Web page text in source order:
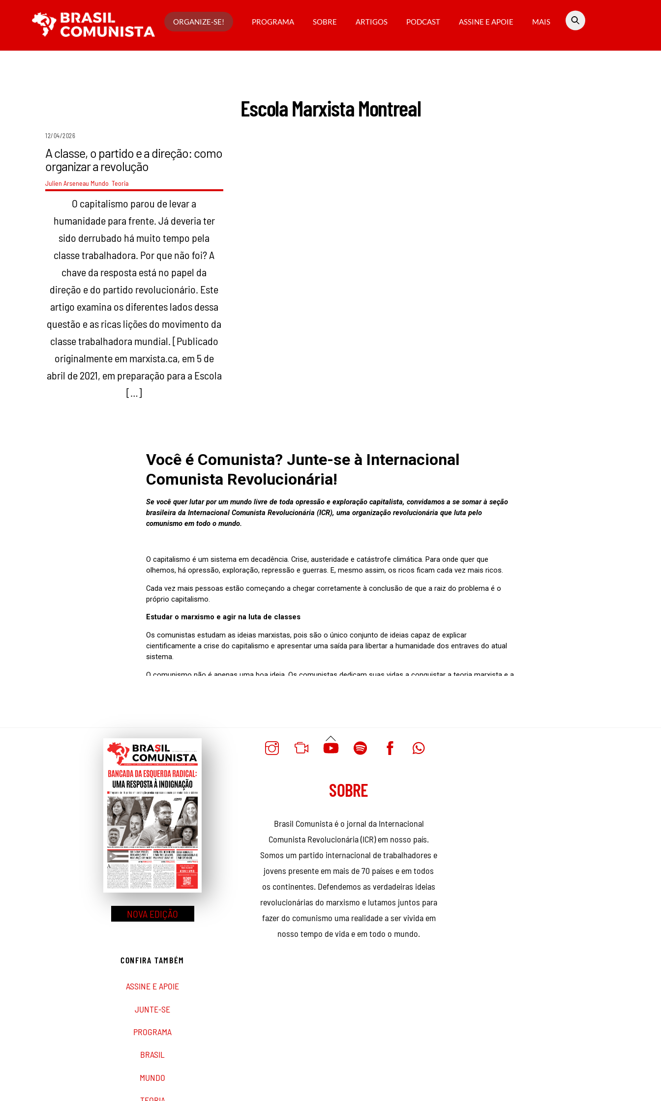
conteúdo
ORGANIZE-SE! PROGRAMA SOBRE ARTIGOS PODCAST ASSINE E APOIE MAIS
Escola Marxista Montreal
12/04/2026
A classe, o partido e a direção: como
organizar a revolução
Julien Arseneau Mundo Teoria
O capitalismo parou de levar a
humanidade para frente. Já deveria ter
sido derrubado há muito tempo pela
classe trabalhadora. Por que não foi? A
chave da resposta está no papel da
direção e do partido revolucionário. Este
artigo examina os diferentes lados dessa
questão e as ricas lições do movimento da
classe trabalhadora mundial. [Publicado
originalmente em marxista.ca, em 5 de
abril de 2021, em preparação para a Escola
[…]
Voltar
Ao
NOVA EDIÇÃO
SOBRE
Brasil Comunista é o jornal da Internacional
Comunista Revolucionária (ICR) em nosso país.
Somos um partido internacional de trabalhadores e
jovens presente em mais de 70 países e em todos
os continentes. Defendemos as verdadeiras ideias
revolucionárias do marxismo e lutamos juntos para
fazer do comunismo uma realidade a ser vivida em
nosso tempo de vida e em todo o mundo.
CONFIRA TAMBÉM
ASSINE E APOIE
JUNTE-SE
PROGRAMA
BRASIL
MUNDO